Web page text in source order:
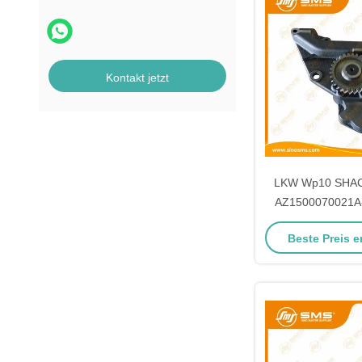
Kontakt jetzt
LKW Wp10
Beste Preis